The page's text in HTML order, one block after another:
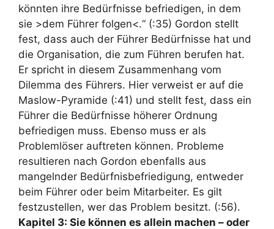
könnten ihre Bedürfnisse befriedigen, in dem
sie >dem Führer folgen<.“ (:35) Gordon stellt
fest, dass auch der Führer Bedürfnisse hat und
die Organisation, die zum Führen berufen hat.
Er spricht in diesem Zusammenhang vom
Dilemma des Führers. Hier verweist er auf die
Maslow-Pyramide (:41) und stellt fest, dass ein
Führer die Bedürfnisse höherer Ordnung
befriedigen muss. Ebenso muss er als
Problemlöser auftreten können. Probleme
resultieren nach Gordon ebenfalls aus
mangelnder Bedürfnisbefriedigung, entweder
beim Führer oder beim Mitarbeiter. Es gilt
festzustellen, wer das Problem besitzt. (:56).
Kapitel 3: Sie können es allein machen – oder